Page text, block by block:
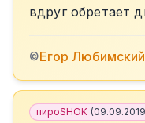
вдруг обретает
©Егор Любимский
пироSHOK (09.09.2019